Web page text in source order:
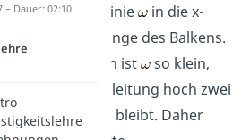
der Biegelinie
in die x-
also die Länge des Balkens.
meisten Fällen ist
so klein,
die einfache Ableitung hoch zwei
kleiner als 1 bleibt. Daher
– Dauer: 02:10